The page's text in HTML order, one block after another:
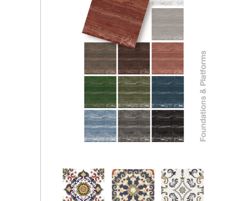
atinoski - Boho floor 3